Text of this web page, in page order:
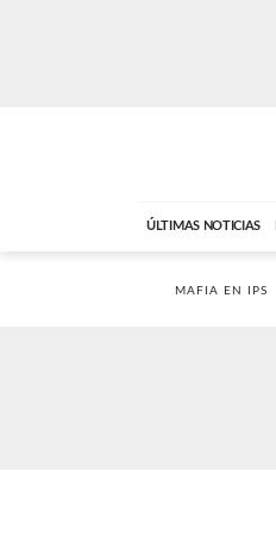
ÚLTIMAS NOTICIAS
MAFIA EN IPS